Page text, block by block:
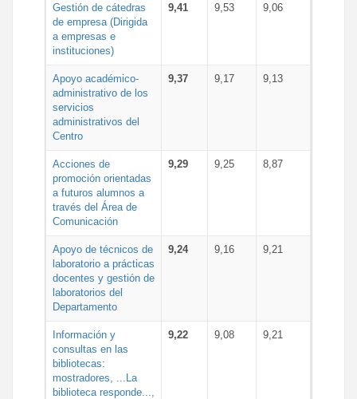
Gestión de cátedras
de empresa (Dirigida
a empresas e
instituciones)
9,41 9,53 9,06
Apoyo académico-
administrativo de los
servicios
administrativos del
Centro
9,37 9,17 9,13
Acciones de
promoción orientadas
a futuros alumnos a
través del Área de
Comunicación
9,29 9,25 8,87
Apoyo de técnicos de
laboratorio a prácticas
docentes y gestión de
laboratorios del
Departamento
9,24 9,16 9,21
Información y
consultas en las
bibliotecas:
mostradores, ...La
biblioteca responde...,
9,22 9,08 9,21